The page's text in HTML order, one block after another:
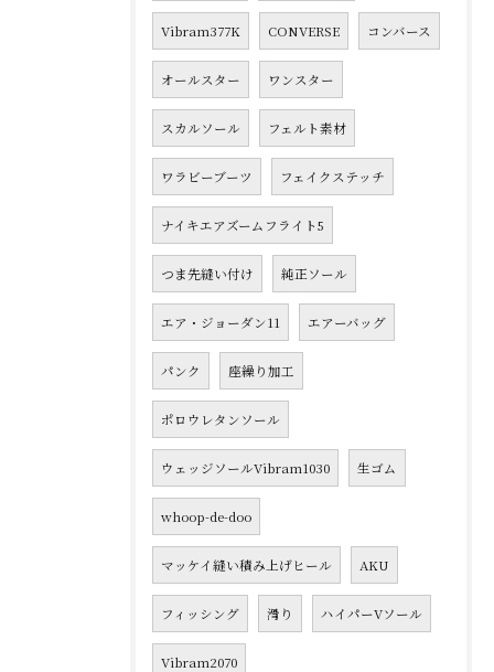
Vibram377K CONVERSE コンバース
オールスター ワンスター
スカルソール フェルト素材
ワラビーブーツ フェイクステッチ
ナイキエアズームフライト5
つま先縫い付け 純正ソール
エア・ジョーダン11 エアーバッグ
パンク 座繰り加工
ポロウレタンソール
ウェッジソールVibram1030 生ゴム
whoop-de-doo
マッケイ縫い積み上げヒール AKU
フィッシング 滑り ハイパーVソール
Vibram2070